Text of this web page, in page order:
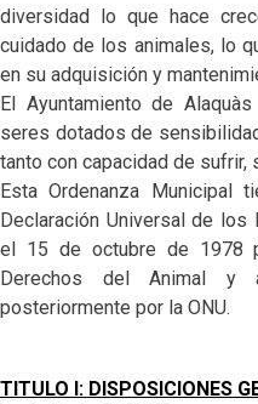
diversidad lo que hace
cuidado de los animales, lo
en su adquisición y
El Ayuntamiento de
seres dotados de
tanto con capacidad de sufrir,
Esta Ordenanza Municipal
Declaración Universal de los
el 15 de octubre de 1978
Derechos del Animal y
posteriormente por la ONU.
TITULO I: DISPOSICIONES